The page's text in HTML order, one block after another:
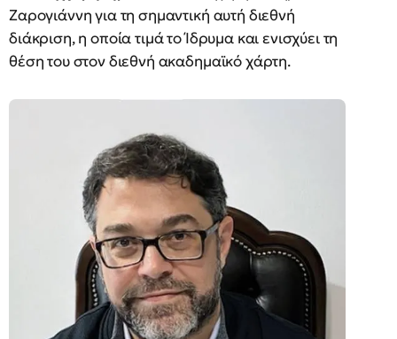
Ζαρογιάννη για τη σημαντική αυτή διεθνή
διάκριση, η οποία τιμά το Ίδρυμα και ενισχύει τη
θέση του στον διεθνή ακαδημαϊκό χάρτη.